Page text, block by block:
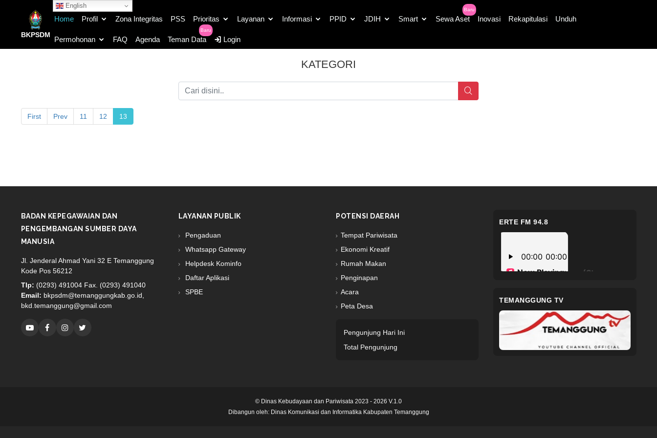
English
BKPSDM
Home Profil Zona Integritas PSS Prioritas Layanan Informasi PPID JDIH Smart Sewa Aset
Baru
Inovasi Rekapitulasi Unduh
Permohonan FAQ Agenda Teman Data
Baru
Login
KATEGORI
First Prev 11 12 13
BADAN KEPEGAWAIAN DAN
PENGEMBANGAN SUMBER DAYA
MANUSIA
Jl. Jenderal Ahmad Yani 32 E Temanggung
Kode Pos 56212
Tlp: (0293) 491004 Fax. (0293) 491040
Email: bkpsdm@temanggungkab.go.id,
bkd.temanggung@gmail.com
LAYANAN PUBLIK
Pengaduan
Whatsapp Gateway
Helpdesk Kominfo
Daftar Aplikasi
SPBE
POTENSI DAERAH
Tempat Pariwisata
Ekonomi Kreatif
Rumah Makan
Penginapan
Acara
Peta Desa
Pengunjung Hari Ini
Total Pengunjung
ERTE FM 94.8
TEMANGGUNG TV
© Dinas Kebudayaan dan Pariwisata 2023 - 2026 V.1.0
Dibangun oleh: Dinas Komunikasi dan Informatika Kabupaten Temanggung